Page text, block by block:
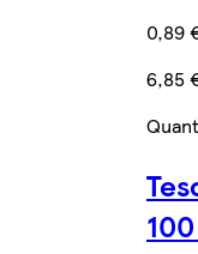
0,89
6,85